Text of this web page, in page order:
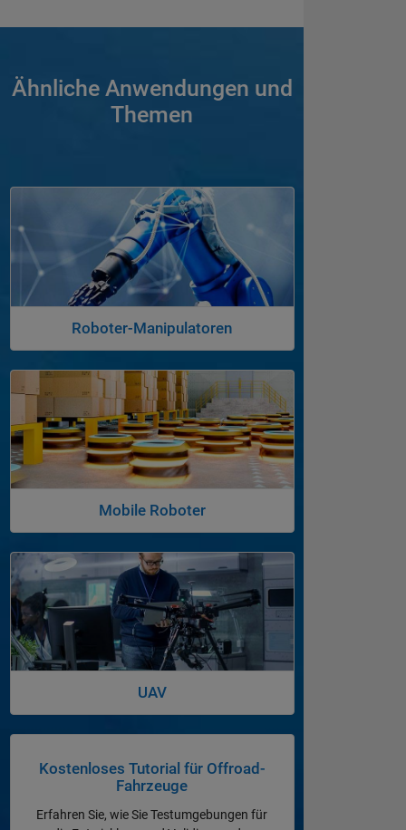
Ähnliche Anwendungen und
Themen
Roboter-Manipulatoren
Navigation im Panel
Mobile Roboter
Navigation im Panel
UAV
Kostenloses Tutorial für Offroad-
Fahrzeuge
Erfahren Sie, wie Sie Testumgebungen für